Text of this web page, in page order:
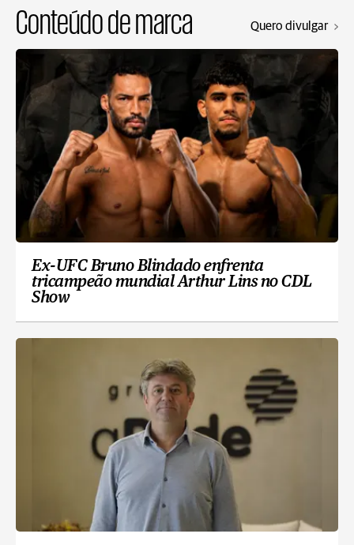
Conteúdo de marca Quero divulgar
Ex-UFC Bruno Blindado enfrenta
tricampeão mundial Arthur Lins no CDL
Show